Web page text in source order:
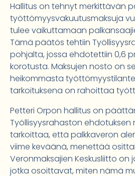
Hallitus on tehnyt merkittävän
työttömyysvakuutusmaksuja
tulee vaikuttamaan
Tämä päätös tehtiin
pohjalta, jossa ehdotettiin 0,6
korotusta. Maksujen nosto on
heikommasta
tarkoituksena on rahoittaa
Petteri Orpon hallitus on
Työllisyysrahaston ehdotuksen
tarkoittaa, että palkkaveron
viime keväänä, menettää
Veronmaksajien Keskusliitto on
jotka osoittavat, miten nämä